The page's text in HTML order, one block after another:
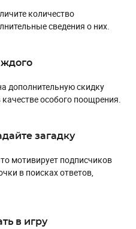
количество
сведения о них.
дополнительную скидку
особого поощрения.
загадку
мотивирует подписчиков
в поисках ответов,
в игру